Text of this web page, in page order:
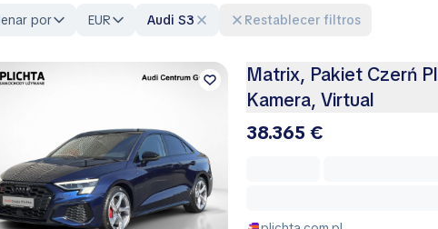
por EUR Audi S3 Restablecer filtros
Matrix, Pakiet Czerń
Kamera, Virtual
38.365 €